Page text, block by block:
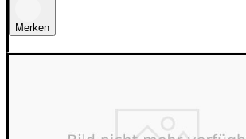
Merken